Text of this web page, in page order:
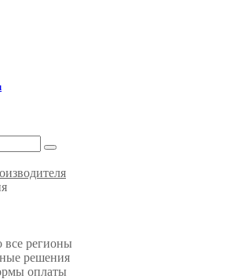
все регионы
решения
оплаты